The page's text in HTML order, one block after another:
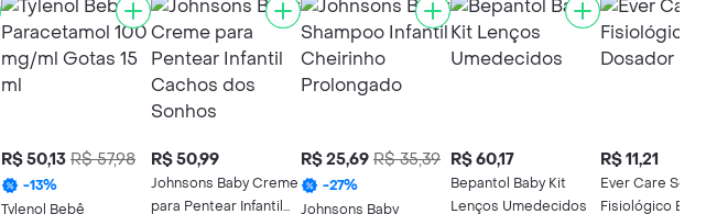
R$ 50,13 R$ 57,98
-13%
Tylenol Bebê
R$ 50,99
Johnsons Baby Creme
para Pentear Infantil
R$ 25,69 R$ 35,39
-27%
Johnsons Baby
R$ 60,17
Bepantol Baby Kit
Lenços Umedecidos
R$ 11,21
Ever Care Soro
Fisiológico Bico